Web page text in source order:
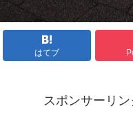
はてブ
スポンサーリン